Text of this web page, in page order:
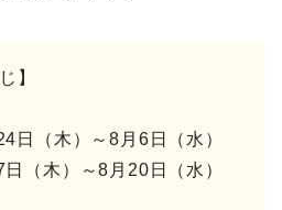
】
日（木）～8月6日（水）
（木）～8月20日（水）